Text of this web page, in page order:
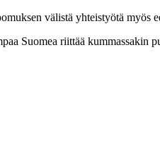
välistä yhteistyötä myös
Suomea riittää kummassakin